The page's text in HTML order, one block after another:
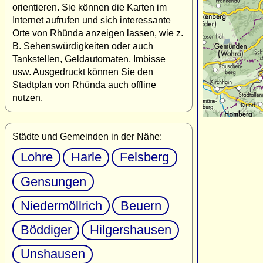
orientieren. Sie können die Karten im
Internet aufrufen und sich interessante
Orte von Rhünda anzeigen lassen, wie z.
B. Sehenswürdigkeiten oder auch
Tankstellen, Geldautomaten, Imbisse
usw. Ausgedruckt können Sie den
Stadtplan von Rhünda auch offline
nutzen.
Städte und Gemeinden in der Nähe:
Lohre Harle
Felsberg
Gensungen
Niedermöllrich
Beuern
Böddiger
Hilgershausen
Unshausen